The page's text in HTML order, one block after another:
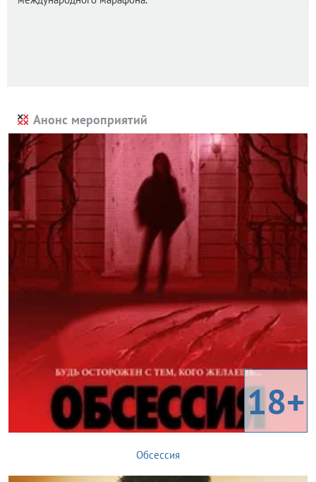
Анонс мероприятий
18+
Обсессия